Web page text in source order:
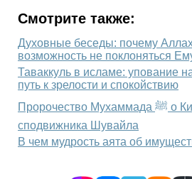
Смотрите также:
Духовные беседы: почему
возможность не поклоняться
Таваккуль в исламе: упование
путь к зрелости и спокойствию
Пророчество Мухаммада ﷺ о Кираме: история
сподвижника Шувайла
В чем мудрость аята об